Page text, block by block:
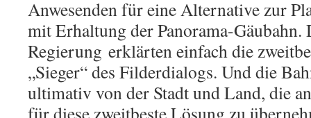
Anwesenden für eine Alternative zur
mit Erhaltung der Panorama-
Regierung erklärten einfach die
„Sieger“ des Filderdialogs. Und die
ultimativ von der Stadt und Land, die
für diese zweitbeste Lösung zu